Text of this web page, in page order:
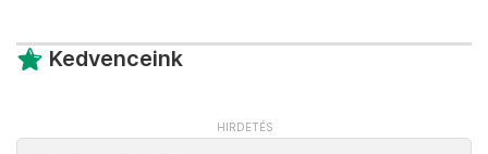
Kedvenceink